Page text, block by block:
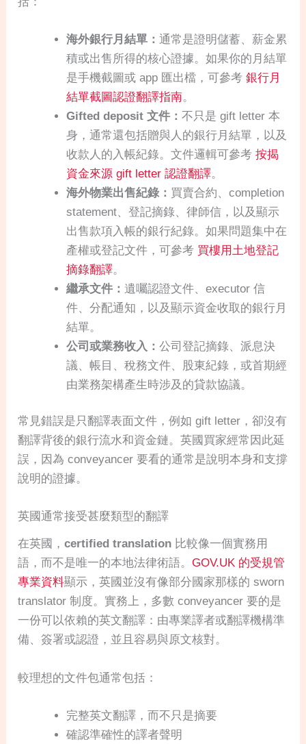
海外銀行月結單：通常是證明儲蓄、薪金累
積或出售所得的核心證據。如果你的月結單
是手機截圖或 app 匯出檔，可參考銀行月
結單截圖認證翻譯指南。
Gifted deposit 文件：不只是 gift letter 本
身，通常還包括贈與人的銀行月結單，以及
收款人的入帳紀錄。文件邏輯可參考按揭
資金來源 gift letter 認證翻譯。
海外物業出售紀錄： 買賣合約、completion
statement、登記摘錄、律師信，以及顯示
出售款項入帳的銀行紀錄。如果問題集中在
產權或登記文件，可參考 買樓用土地登記
摘錄翻譯。
繼承文件： 遺囑認證文件、executor 信
件、分配通知，以及顯示資金收取的銀行月
結單。
公司或業務收入：公司登記摘錄、派息決
議、帳目、稅務文件、股東紀錄，或首期經
由業務架構產生時涉及的貸款協議。
常見錯誤是只翻譯表面文件，例如 gift letter，卻沒有
翻譯背後的銀行流水和資金鏈。英國買家經常因此延
誤，因為 conveyancer 要看的通常是說明本身和支撐
說明的證據。
英國通常接受甚麼類型的翻譯
在英國，certified translation 比較像一個實務用
語，而不是唯一的本地法律術語。GOV.UK 的受規管
專業資料顯示，英國並沒有像部分國家那樣的 sworn
translator 制度。實務上，多數 conveyancer 要的是
一份可以依賴的英文翻譯：由專業譯者或翻譯機構準
備、簽署或認證，並且容易與原文核對。
較理想的文件包通常包括：
完整英文翻譯，而不只是摘要
確認準確性的譯者聲明